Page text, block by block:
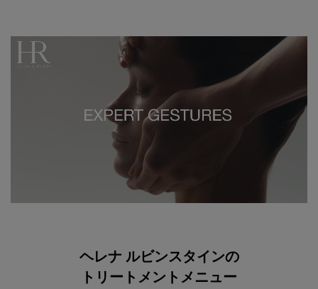
ヘレナ ルビンスタインの
トリートメントメニュー